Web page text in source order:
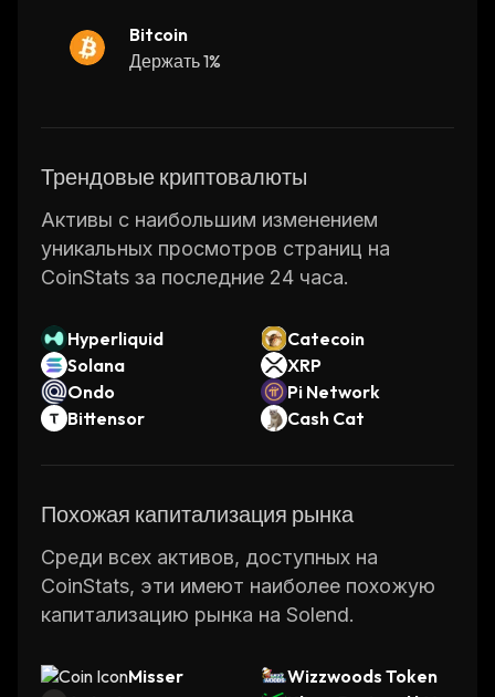
Bitcoin
Держать 1%
Трендовые криптовалюты
Активы с наибольшим изменением
уникальных просмотров страниц на
CoinStats за последние 24 часа.
Hyperliquid
Catecoin
Solana
XRP
Ondo
Pi Network
Bittensor
Cash Cat
Похожая капитализация рынка
Среди всех активов, доступных на
CoinStats, эти имеют наиболее похожую
капитализацию рынка на Solend.
Misser
Wizzwoods Token